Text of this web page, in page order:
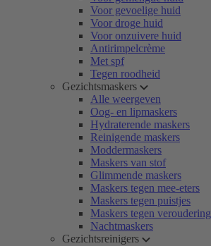
Voor gevoelige huid
Voor droge huid
Voor onzuivere huid
Antirimpelcrème
Met spf
Tegen roodheid
Gezichtsmaskers
Alle weergeven
Oog- en lipmaskers
Hydraterende maskers
Reinigende maskers
Moddermaskers
Maskers van stof
Glimmende maskers
Maskers tegen mee-eters
Maskers tegen puistjes
Maskers tegen veroudering
Nachtmaskers
Gezichtsreinigers